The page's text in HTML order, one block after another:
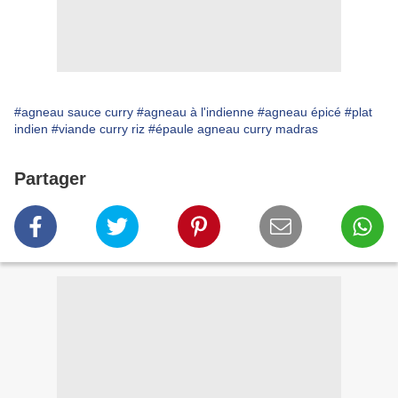
#agneau sauce curry #agneau à l'indienne #agneau épicé #plat
indien #viande curry riz #épaule agneau curry madras
Partager